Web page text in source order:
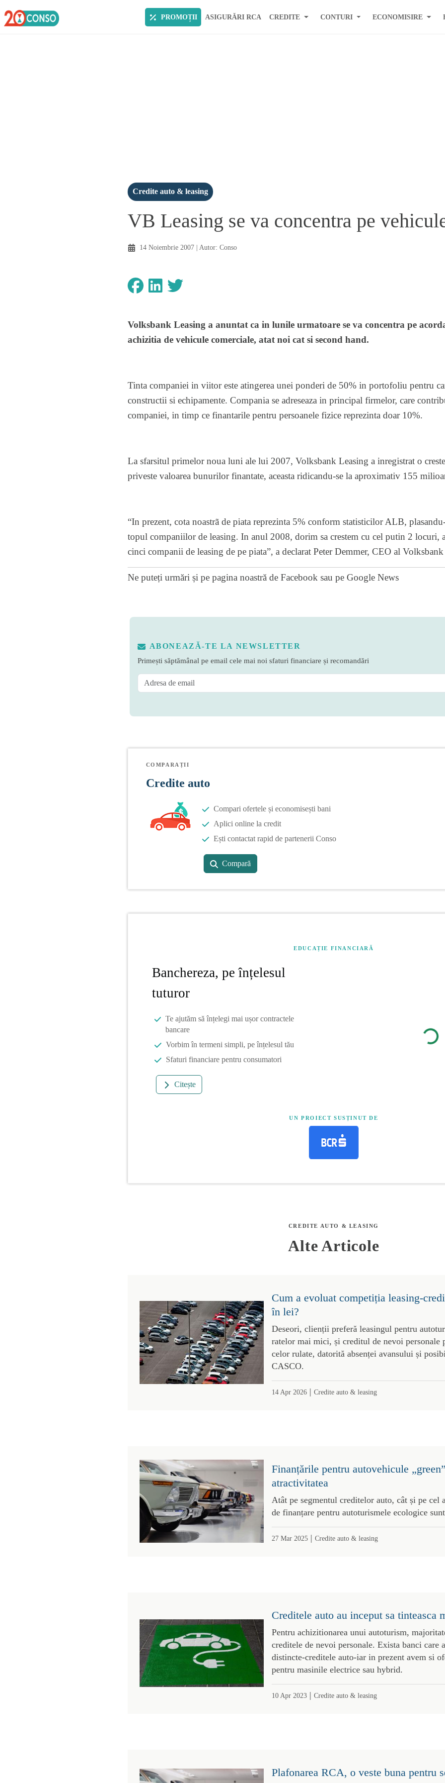
PROMOȚII ASIGURĂRI RCA CREDITE CONTURI ECONOMISIRE
Credite auto & leasing
VB Leasing se va concentra pe
14 Noiembrie 2007| Autor: Conso
Volksbank Leasing a anuntat ca in lunile urmatoare se va concentra pe
achizitia de vehicule comerciale, atat noi cat si second hand.
Tinta companiei in viitor este atingerea unei ponderi de 50% in portofoliu pentru
constructii si echipamente. Compania se adreseaza in principal firmelor, care
companiei, in timp ce finantarile pentru persoanele fizice reprezinta doar 10%.
La sfarsitul primelor noua luni ale lui 2007, Volksbank Leasing a inregistrat o
priveste valoarea bunurilor finantate, aceasta ridicandu-se la aproximativ 155
“In prezent, cota noastrã de piata reprezinta 5% conform statisticilor ALB,
topul companiilor de leasing. In anul 2008, dorim sa crestem cu cel putin 2 locuri,
cinci companii de leasing de pe piata”, a declarat Peter Demmer, CEO al
Ne puteți urmări și pe pagina noastră de Facebook sau pe Google News
ABONEAZĂ-TE LA NEWSLETTER
Primești săptămânal pe email cele mai noi sfaturi financiare și recomandări
COMPARAȚII
Credite auto
Compari ofertele și economisești bani
Aplici online la credit
Ești contactat rapid de partenerii Conso
Compară
EDUCAȚIE FINANCIARĂ
Banchereza, pe înțelesul
tuturor
Te ajutăm să înțelegi mai ușor contractele
bancare
Vorbim în termeni simpli, pe înțelesul tău
Sfaturi financiare pentru consumatori
Citește
UN PROIECT SUSȚINUT DE
CREDITE AUTO & LEASING
Alte Articole
Cum a evoluat competiția leasing-
în lei?
Deseori, clienții preferă leasingul pentru
ratelor mai mici, și creditul de nevoi personale
celor rulate, datorită absenței avansului și
CASCO.
14 Apr 2026| Credite auto & leasing
Finanțările pentru autovehicule
atractivitatea
Atât pe segmentul creditelor auto, cât și pe cel
de finanțare pentru autoturismele ecologice
27 Mar 2025| Credite auto & leasing
Creditele auto au inceput sa tinteasca
Pentru achizitionarea unui autoturism,
creditele de nevoi personale. Exista banci care
distincte-creditele auto-iar in prezent avem si
pentru masinile electrice sau hybrid.
10 Apr 2023| Credite auto & leasing
Plafonarea RCA, o veste buna pentru